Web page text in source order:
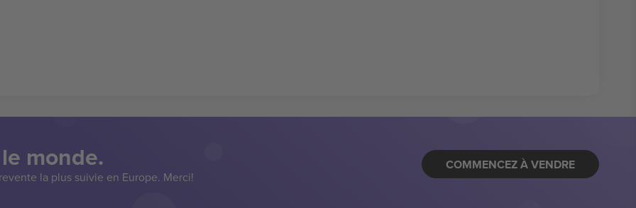
monde.
la plus suivie en Europe. Merci!
COMMENCEZ À VENDRE